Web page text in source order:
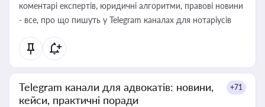
коментарі експертів, юридичні алгоритми, правові новини
- все, про що пишуть у Telegram каналах для нотаріусів
Telegram канали для адвокатів: новини,
кейси, практичні поради
+71